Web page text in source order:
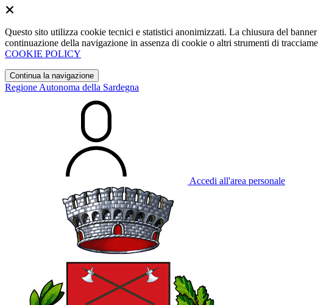
Questo sito utilizza cookie tecnici e statistici anonimizzati. La chiusura del
continuazione della navigazione in assenza di cookie o altri strumenti di
COOKIE POLICY
Continua la navigazione
Regione Autonoma della Sardegna
Accedi all'area personale